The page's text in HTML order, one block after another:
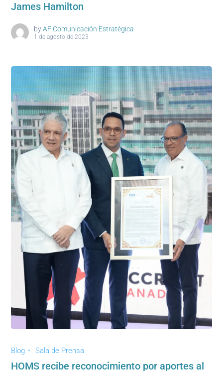
James Hamilton
by AF Comunicación Estratégica
1 de agosto de 2023
Blog Sala de Prensa
HOMS recibe reconocimiento por aportes al